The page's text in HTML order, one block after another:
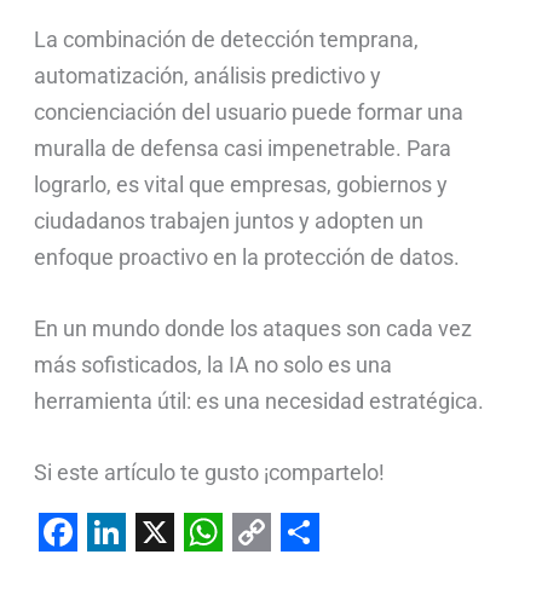
La combinación de detección temprana,
automatización, análisis predictivo y
concienciación del usuario puede formar una
muralla de defensa casi impenetrable. Para
lograrlo, es vital que empresas, gobiernos y
ciudadanos trabajen juntos y adopten un
enfoque proactivo en la protección de datos.
En un mundo donde los ataques son cada vez
más sofisticados, la IA no solo es una
herramienta útil: es una necesidad estratégica.
Si este artículo te gusto ¡compartelo!